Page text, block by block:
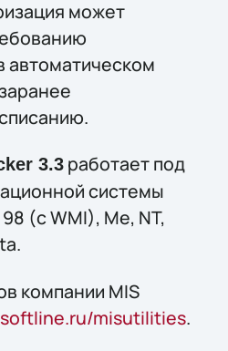
может
автоматическом
3.3работает под
системы
(с WMI), Me, NT,
компании MIS
misutilities.